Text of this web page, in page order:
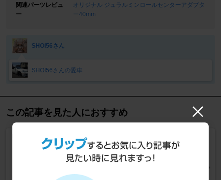
関連パーツレビュ
ー
オリジナル ジュラルミンロールセンターアダプタ
ー40mm
SHOI56さん
SHOI56さんの愛車
この記事を見た人におすすめ
リフレッシュ！
アリスト [16系]
うっちーちゃんさん